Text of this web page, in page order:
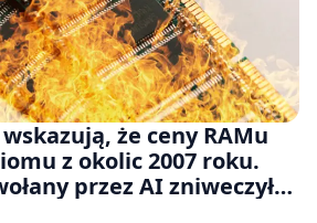
że ceny RAMu
z okolic 2007 roku.
przez AI zniweczył
w ciągu zaledwie kilku